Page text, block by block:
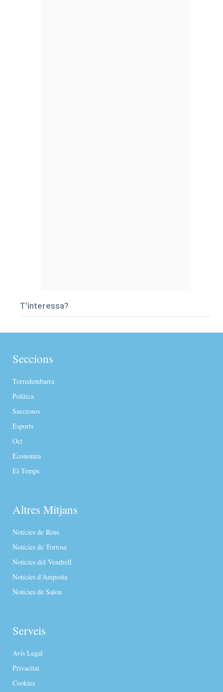
T’interessa?
Seccions
Torredembarra
Política
Successos
Esports
Oci
Economia
El Temps
Altres Mitjans
Notícies de Reus
Notícies de Tortosa
Notícies del Vendrell
Notícies d’Amposta
Notícies de Salou
Serveis
Avís Legal
Privacitat
Cookies